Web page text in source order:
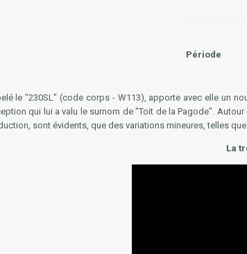
Période
le "230SL" (code corps - W113), apporte avec elle un
qui lui a valu le surnom de "Toit de la Pagode".
sont évidents, que des variations mineures, telles
La